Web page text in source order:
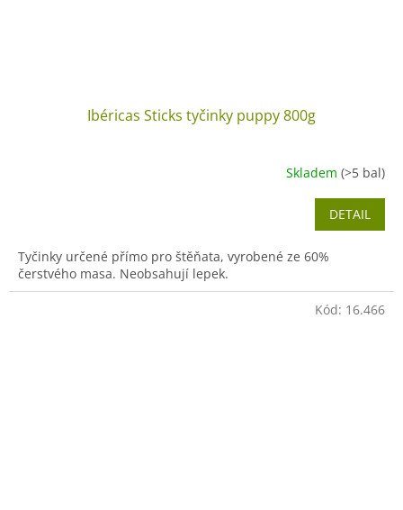
Ibéricas Sticks tyčinky puppy 800g
Skladem (>5 bal)
DETAIL
Tyčinky určené přímo pro štěňata, vyrobené ze 60%
čerstvého masa. Neobsahují lepek.
Kód: 16.466